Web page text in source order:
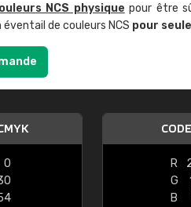
NCS physique pour être
de couleurs NCS pour
0
R
G
B